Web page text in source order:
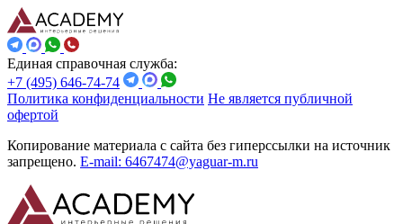
Единая справочная служба:
+7 (495) 646-74-74
Политика конфиденциальности Не является публичной
офертой
Копирование материала с сайта без гиперссылки на источник
запрещено. E-mail: 6467474@yaguar-m.ru